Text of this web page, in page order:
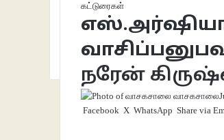
கட்டுரைகள்
நரேன்
வாசகசாலை
Facebook X WhatsApp Share via